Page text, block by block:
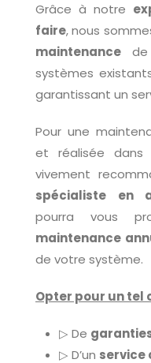
Grâce à notre
faire, nous
maintenance de
systèmes
garantissant un
Pour une
et réalisée
vivement
spécialiste en
pourra vous
maintenance
de votre système.
Opter pour un tel
▷ De
▷ D’un service